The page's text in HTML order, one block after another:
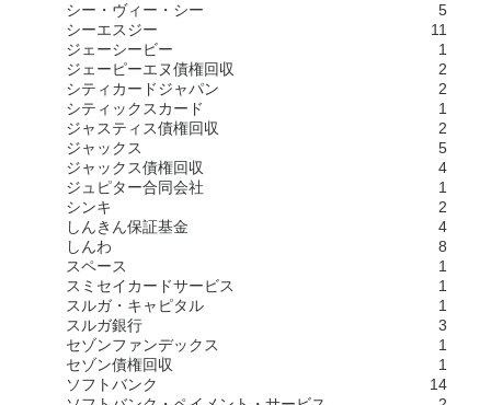
シー・ヴィー・シー
5
シーエスジー
11
ジェーシービー
1
ジェーピーエヌ債権回収
2
シティカードジャパン
2
シティックスカード
1
ジャスティス債権回収
2
ジャックス
5
ジャックス債権回収
4
ジュピター合同会社
1
シンキ
2
しんきん保証基金
4
しんわ
8
スペース
1
スミセイカードサービス
1
スルガ・キャピタル
1
スルガ銀行
3
セゾンファンデックス
1
セゾン債権回収
1
ソフトバンク
14